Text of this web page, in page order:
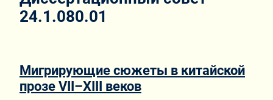
24.1.080.01
Мигрирующие сюжеты в китайской
прозе VII–XIII веков